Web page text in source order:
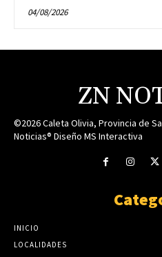
04/08/2026
ZN
©2026 Caleta Olivia, Provincia de
Noticias® Diseño MS Interactiva
INICIO
LOCALIDADES